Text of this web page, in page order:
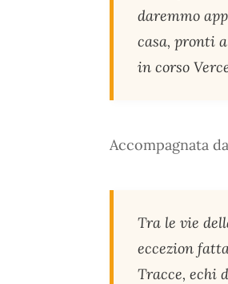
daremmo
casa, pronti
in corso
Accompagnata
Tra le vie
eccezion
Tracce, echi